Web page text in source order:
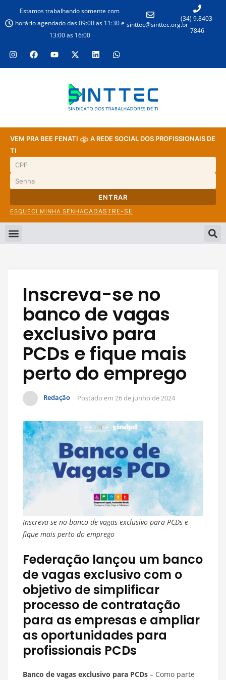
Estamos trabalhando somente com
horário agendado das 09:00 as 11:30 e
13:00 as 16:00
sinttec@sinttec.org.br
(34) 9.8403-
7846
VEM PRA BEE FENATI
A REDE SOCIAL DOS PROFISSIONAIS DE
TI
ENTRAR
ESQUECI MINHA SENHACADASTRE-SE
Inscreva-se no
banco de vagas
exclusivo para
PCDs e fique mais
perto do emprego
Redação Postado em 26 de junho de 2024
Inscreva-se no banco de vagas exclusivo para PCDs e
fique mais perto do emprego
Federação lançou um banco
de vagas exclusivo com o
objetivo de simplificar
processo de contratação
para as empresas e ampliar
as oportunidades para
profissionais PCDs
Banco de vagas exclusivo para PCDs – Como parte